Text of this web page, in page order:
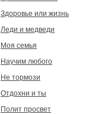
Здоровье или жизнь
Леди и медведи
Моя семья
Научим любого
Не тормози
Отдохни и ты
Полит просвет